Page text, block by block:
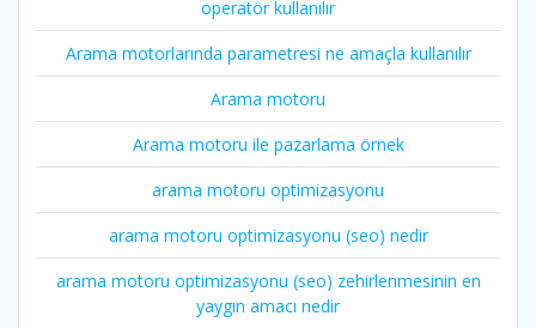
operatör kullanılır
Arama motorlarında parametresi ne amaçla kullanılır
Arama motoru
Arama motoru ile pazarlama örnek
arama motoru optimizasyonu
arama motoru optimizasyonu (seo) nedir
arama motoru optimizasyonu (seo) zehirlenmesinin en
yaygın amacı nedir